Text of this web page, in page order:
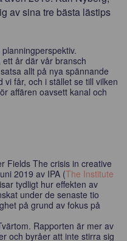
av sina tre bästa lästips
år där vår bransch
allt på nya spännande
får, och i stället se till vilken
affären oavsett kanal och
Fields The crisis in creative
2019 av IPA (The Institute
tydligt hur effekten av
under de senaste tio
på grund av fokus på
Rapporten är mer av
och byråer att inte stirra sig